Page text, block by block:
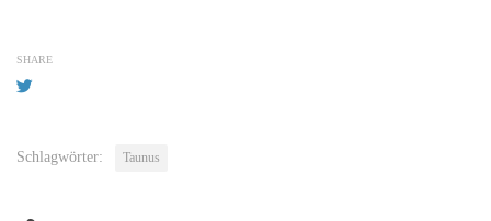
SHARE
Schlagwörter: Taunus